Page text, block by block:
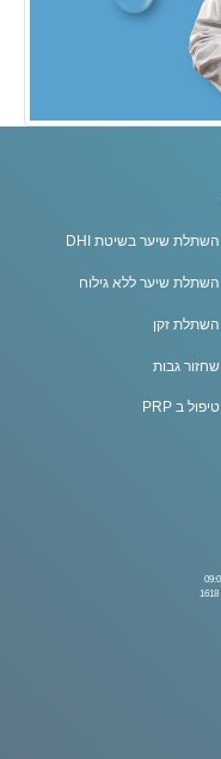
השתלת שיער בשיטת DHI
השתלת שיער ללא גילוח
השתלת זקן
שחזור גבות
טיפול ב PRP